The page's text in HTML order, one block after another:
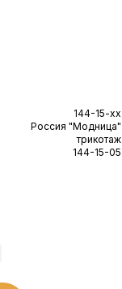
144-15-xx
Россия "Модница"
трикотаж
144-15-05